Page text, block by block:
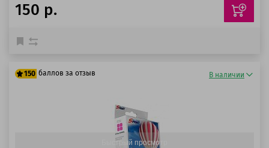
150 р.
150 баллов за отзыв В наличии
Быстрый просмотр